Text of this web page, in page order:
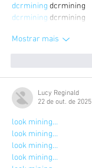
dcrmining dcrmining
dcrmining dcrmining
Mostrar mais
Lucy Reginald
22 de out. de 2025
look mining…
look mining…
look mining…
look mining…